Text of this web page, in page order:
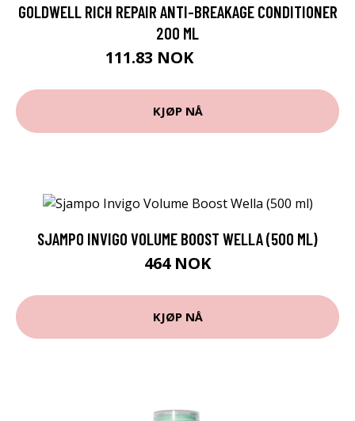
GOLDWELL RICH REPAIR ANTI-BREAKAGE CONDITIONER
200 ML
111.83 NOK
KJØP NÅ
SJAMPO INVIGO VOLUME BOOST WELLA (500 ML)
464 NOK
KJØP NÅ